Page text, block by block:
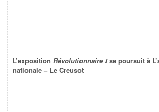
L’exposition Révolutionnaire !se poursuit à
nationale – Le Creusot